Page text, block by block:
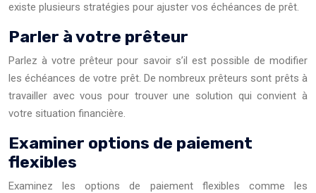
existe plusieurs stratégies pour ajuster vos échéances de prêt.
Parler à votre prêteur
Parlez à votre prêteur pour savoir s’il est possible de modifier
les échéances de votre prêt. De nombreux prêteurs sont prêts à
travailler avec vous pour trouver une solution qui convient à
votre situation financière.
Examiner options de paiement
flexibles
Examinez les options de paiement flexibles comme les